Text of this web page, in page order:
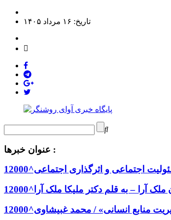
تاریخ: ۱۶ مرداد ۱۴۰۵
عنوان خبرها :
اجتماعی و اثرگذاری اجتماعی^12000
آرا – به قلم دکتر ملیکا ملک آرا^12000
منابع انسانی» / محمد غبیشاوی^12000